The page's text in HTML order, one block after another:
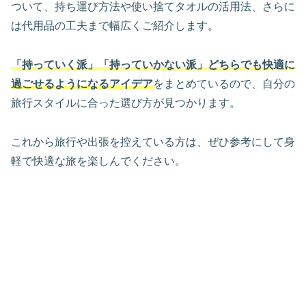
ついて、持ち運び方法や使い捨てタオルの活用法、さらに
は代用品の工夫まで幅広くご紹介します。
「持っていく派」「持っていかない派」どちらでも快適に
過ごせるようになるアイデアをまとめているので、自分の
旅行スタイルに合った選び方が見つかります。
これから旅行や出張を控えている方は、ぜひ参考にして身
軽で快適な旅を楽しんでください。